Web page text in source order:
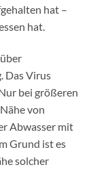
hat –
hat.
Das Virus
bei größeren
von
Abwasser mit
Grund ist es
solcher